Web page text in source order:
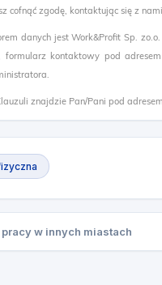
cofnąć zgodę, kontaktując się z
danych jest Work&Profit Sp.
formularz kontaktowy pod
znajdzie Pan/Pani pod
w innych miastach